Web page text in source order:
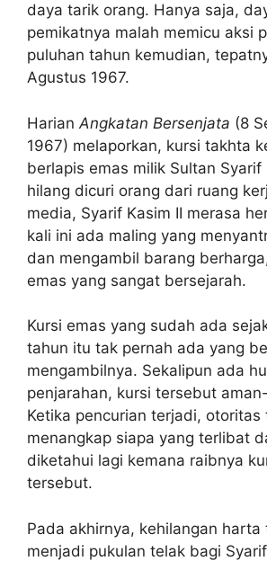
daya tarik orang. Hanya saja,
pemikatnya malah memicu aksi
puluhan tahun kemudian,
Agustus 1967.
Harian Angkatan Bersenjata (8
1967) melaporkan, kursi takhta
berlapis emas milik Sultan Syarif
hilang dicuri orang dari ruang
media, Syarif Kasim II merasa
kali ini ada maling yang
dan mengambil barang
emas yang sangat bersejarah.
Kursi emas yang sudah ada
tahun itu tak pernah ada yang
mengambilnya. Sekalipun ada
penjarahan, kursi tersebut
Ketika pencurian terjadi,
menangkap siapa yang terlibat
diketahui lagi kemana raibnya
tersebut.
Pada akhirnya, kehilangan harta
menjadi pukulan telak bagi